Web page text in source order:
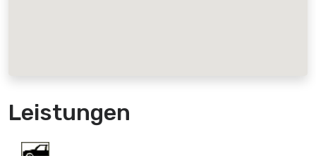
Leistungen